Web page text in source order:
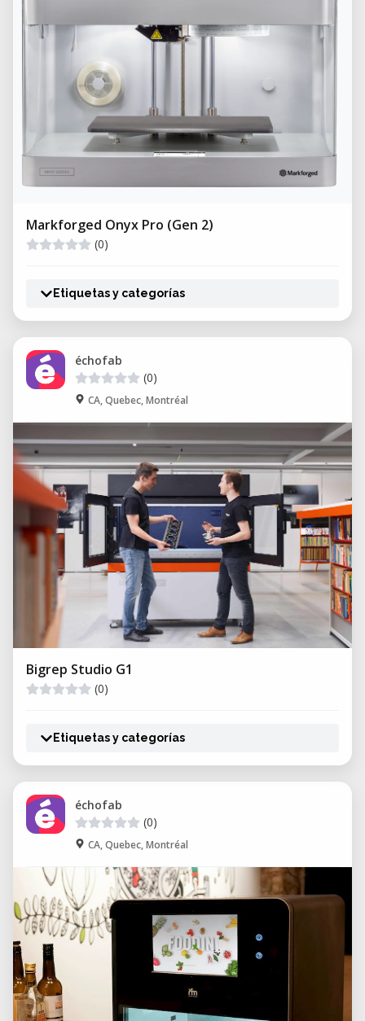
Markforged Onyx Pro (Gen 2)
(0)
Etiquetas y categorías
échofab
(0)
CA, Quebec, Montréal
Bigrep Studio G1
(0)
Etiquetas y categorías
échofab
(0)
CA, Quebec, Montréal